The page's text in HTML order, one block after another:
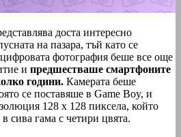
доста интересно
на пазара, тъй като се
фотография беше все още
и предшестваше смартфоните
години. Камерата беше
се поставяше в Game Boy, и
128 x 128 пиксела, който
сива гама с четири цвята.